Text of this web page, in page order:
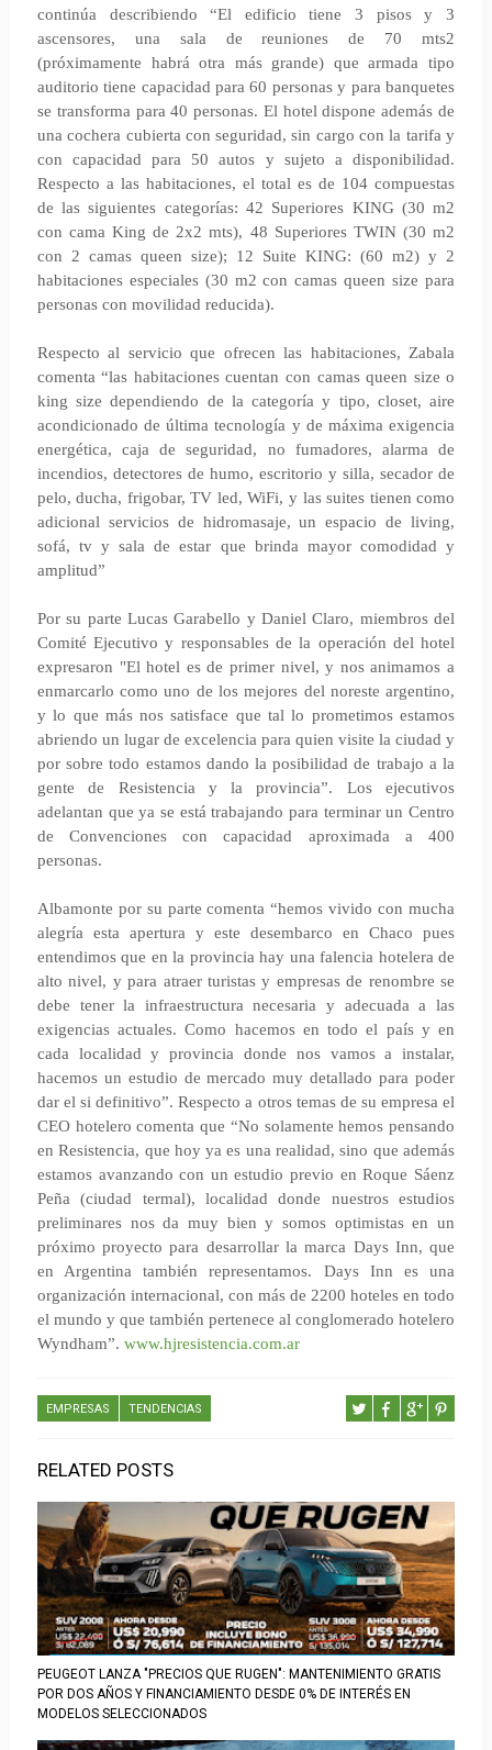
continúa describiendo “El edificio tiene 3 pisos y 3
ascensores, una sala de reuniones de 70 mts2
(próximamente habrá otra más grande) que armada tipo
auditorio tiene capacidad para 60 personas y para banquetes
se transforma para 40 personas. El hotel dispone además de
una cochera cubierta con seguridad, sin cargo con la tarifa y
con capacidad para 50 autos y sujeto a disponibilidad.
Respecto a las habitaciones, el total es de 104 compuestas
de las siguientes categorías: 42 Superiores KING (30 m2
con cama King de 2x2 mts), 48 Superiores TWIN (30 m2
con 2 camas queen size); 12 Suite KING: (60 m2) y 2
habitaciones especiales (30 m2 con camas queen size para
personas con movilidad reducida).
Respecto al servicio que ofrecen las habitaciones, Zabala
comenta “las habitaciones cuentan con camas queen size o
king size dependiendo de la categoría y tipo, closet, aire
acondicionado de última tecnología y de máxima exigencia
energética, caja de seguridad, no fumadores, alarma de
incendios, detectores de humo, escritorio y silla, secador de
pelo, ducha, frigobar, TV led, WiFi, y las suites tienen como
adicional servicios de hidromasaje, un espacio de living,
sofá, tv y sala de estar que brinda mayor comodidad y
amplitud”
Por su parte Lucas Garabello y Daniel Claro, miembros del
Comité Ejecutivo y responsables de la operación del hotel
expresaron "El hotel es de primer nivel, y nos animamos a
enmarcarlo como uno de los mejores del noreste argentino,
y lo que más nos satisface que tal lo prometimos estamos
abriendo un lugar de excelencia para quien visite la ciudad y
por sobre todo estamos dando la posibilidad de trabajo a la
gente de Resistencia y la provincia”. Los ejecutivos
adelantan que ya se está trabajando para terminar un Centro
de Convenciones con capacidad aproximada a 400
personas.
Albamonte por su parte comenta “hemos vivido con mucha
alegría esta apertura y este desembarco en Chaco pues
entendimos que en la provincia hay una falencia hotelera de
alto nivel, y para atraer turistas y empresas de renombre se
debe tener la infraestructura necesaria y adecuada a las
exigencias actuales. Como hacemos en todo el país y en
cada localidad y provincia donde nos vamos a instalar,
hacemos un estudio de mercado muy detallado para poder
dar el si definitivo”. Respecto a otros temas de su empresa el
CEO hotelero comenta que “No solamente hemos pensando
en Resistencia, que hoy ya es una realidad, sino que además
estamos avanzando con un estudio previo en Roque Sáenz
Peña (ciudad termal), localidad donde nuestros estudios
preliminares nos da muy bien y somos optimistas en un
próximo proyecto para desarrollar la marca Days Inn, que
en Argentina también representamos. Days Inn es una
organización internacional, con más de 2200 hoteles en todo
el mundo y que también pertenece al conglomerado hotelero
Wyndham”. www.hjresistencia.com.ar
EMPRESAS TENDENCIAS
RELATED POSTS
PEUGEOT LANZA "PRECIOS QUE RUGEN": MANTENIMIENTO GRATIS
POR DOS AÑOS Y FINANCIAMIENTO DESDE 0% DE INTERÉS EN
MODELOS SELECCIONADOS